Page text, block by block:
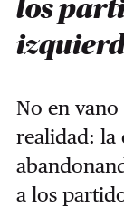
los
No en
realidad: la
a los